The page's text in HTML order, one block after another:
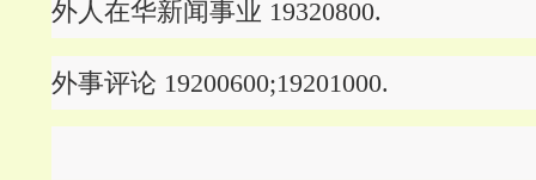
外人在华新闻事业 19320800.
外事评论 19200600;19201000.